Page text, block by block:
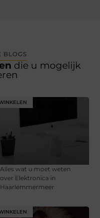
BLOGS
die u mogelijk
Alles wat u moet weten
over Elektronica in
Haarlemmermeer